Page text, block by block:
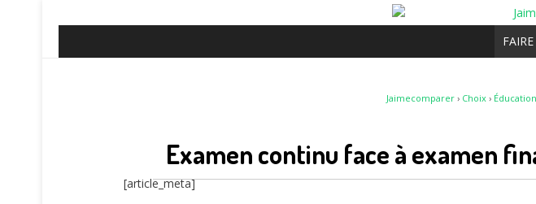
Jaimecomparer › Choix › Éducation
Examen continu face à examen
[article_meta]